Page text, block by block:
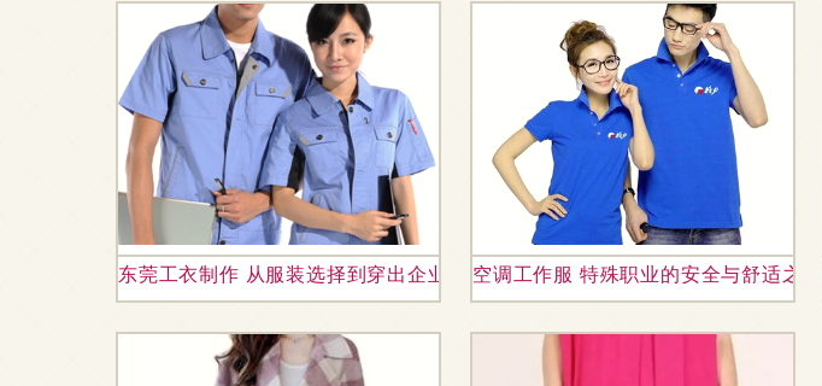
东莞工衣制作 从服装选择到穿出企业文化空调工作服 特殊职业的安全与舒适之选